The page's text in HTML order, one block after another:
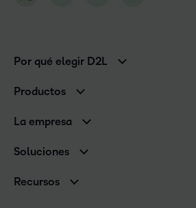
Por qué elegir D2L
Clientes corporativos
Productos
Servicios y asistencia
Asistencia
La empresa
Contactos y ubicaciones
Sala de Prensa
Soluciones
Educación primaria y secundaria
Recursos